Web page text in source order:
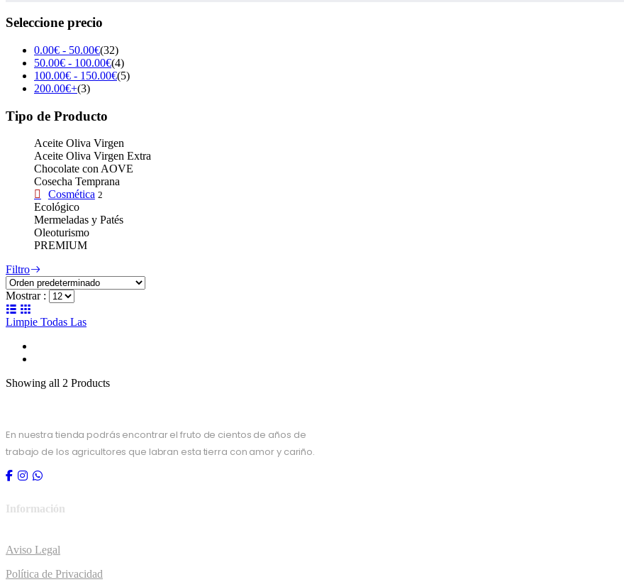
Seleccione precio
0.00€ - 50.00€(32)
50.00€ - 100.00€(4)
100.00€ - 150.00€(5)
200.00€+(3)
Tipo de Producto
Aceite Oliva Virgen
Aceite Oliva Virgen Extra
Chocolate con AOVE
Cosecha Temprana
Cosmética 2
Ecológico
Mermeladas y Patés
Oleoturismo
PREMIUM
Filtro
Mostrar :
Limpie Todas Las
Showing all 2 Products
En nuestra tienda podrás encontrar el fruto de cientos de años de
trabajo de los agricultores que labran esta tierra con amor y cariño.
Información
Aviso Legal
Política de Privacidad